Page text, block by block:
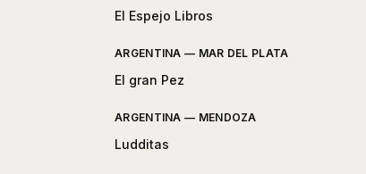
El Espejo Libros
ARGENTINA — MAR DEL PLATA
El gran Pez
ARGENTINA — MENDOZA
Ludditas